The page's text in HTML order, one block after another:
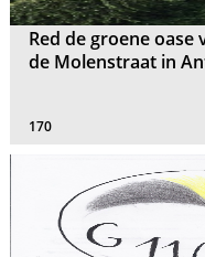
Red de groene
de Molenstraat in
170